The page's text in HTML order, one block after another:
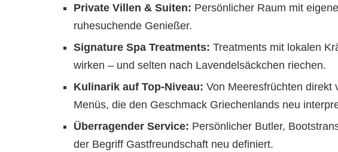
Private Villen & Suiten: Persönlicher Raum mit
ruhesuchende Genießer.
Signature Spa Treatments: Treatments mit lokalen
wirken – und selten nach Lavendelsäckchen riechen.
Kulinarik auf Top-Niveau: Von Meeresfrüchten direkt
Menüs, die den Geschmack Griechenlands neu
Überragender Service: Persönlicher Butler,
der Begriff Gastfreundschaft neu definiert.